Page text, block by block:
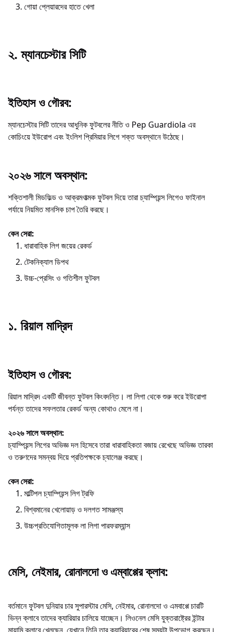
গোয়া প্লেয়ারদের হাতে খেলা
২. ম্যানচেস্টার সিটি
ইতিহাস ও গৌরব:
ম্যানচেস্টার সিটি তাদের আধুনিক ফুটবলের নীতি ও Pep Guardiola এর
কোচিংয়ে ইউরোপ এবং ইংলিশ প্রিমিয়ার লিগে শক্ত অবস্থানে উঠেছে।
২০২৬ সালে অবস্থান:
শক্তিশালী মিডফিল্ড ও আক্রমণাত্মক ফুটবল দিয়ে তারা চ্যাম্পিয়ন্স লিগেও ফাইনাল
পর্যায়ে নিয়মিত মানসিক চাপ তৈরি করছে।
কেন সেরা:
ধারাবাহিক লিগ জয়ের রেকর্ড
টেকনিক্যাল ডিপথ
উচ্চ‑প্রেসিং ও গতিশীল ফুটবল
১. রিয়াল মাদ্রিদ
ইতিহাস ও গৌরব:
রিয়াল মাদ্রিদ একটি জীবন্ত ফুটবল কিংবদন্তি। লা লিগা থেকে শুরু করে ইউরোপা
পর্যন্ত তাদের সফলতার রেকর্ড অন্য কোথাও মেলে না।
২০২৬ সালে অবস্থান:
চ্যাম্পিয়ন্স লিগের অভিজ্ঞ দল হিসেবে তারা ধারাবাহিকতা বজায় রেখেছে অভিজ্ঞ তারকা
ও তরুণদের সমন্বয় দিয়ে প্রতিপক্ষকে চ্যালেঞ্জ করছে।
কেন সেরা:
মাল্টিপল চ্যাম্পিয়ন্স লিগ ট্রফি
বিশ্বমানের খেলোয়াড় ও দলগত সামঞ্জস্য
উচ্চপ্রতিযোগিতামূলক লা লিগা পারফরম্যান্স
মেসি, নেইমার, রোনালদো ও এম্বাপ্পের ক্লাব:
বর্তমানে ফুটবল দুনিয়ার চার সুপারস্টার মেসি, নেইমার, রোনালদো ও এমবাপ্পে চারটি
ভিন্ন ক্লাবে তাদের ক্যারিয়ার চালিয়ে যাচ্ছেন। লিওনেল মেসি যুক্তরাষ্ট্রের ইন্টার